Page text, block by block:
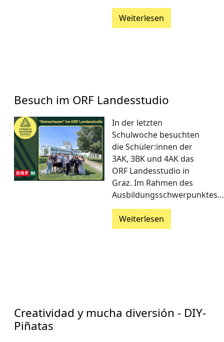
Weiterlesen
Besuch im ORF Landesstudio
In der letzten
Schulwoche besuchten
die Schüler:innen der
3AK, 3BK und 4AK das
ORF Landesstudio in
Graz. Im Rahmen des
Ausbildungsschwerpunktes…
Weiterlesen
Creatividad y mucha diversión - DIY-
Piñatas